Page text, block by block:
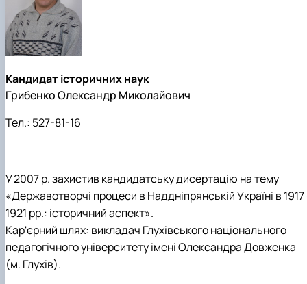
Кандидат історичних наук
Грибенко Олександр Миколайович
Тел.: 527-81-16
У 2007 р. захистив кандидатську дисертацію на тему
«Державотворчі процеси в Наддніпрянській Україні в 1917
1921 рр.: історичний аспект».
Кар'єрний шлях: викладач Глухівського національного
педагогічного університету імені Олександра Довженка
(м. Глухів).